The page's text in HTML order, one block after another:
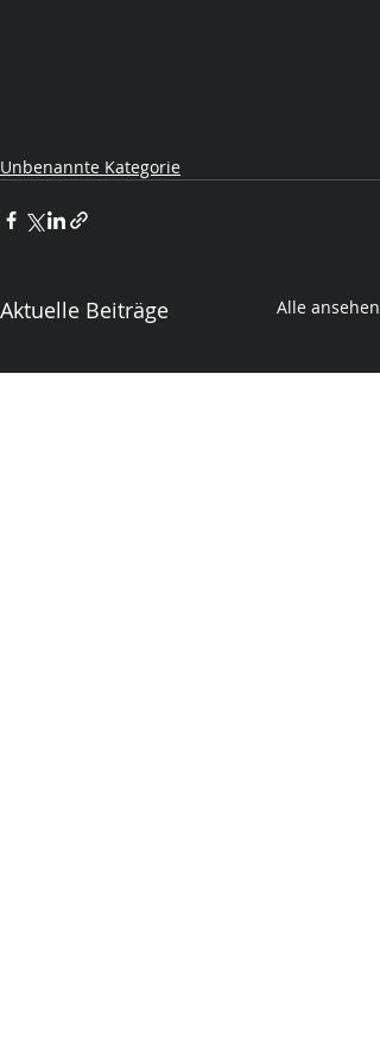
Unbenannte Kategorie
Aktuelle Beiträge Alle ansehen